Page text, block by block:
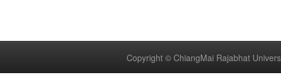
Copyright © ChiangMai Rajabhat